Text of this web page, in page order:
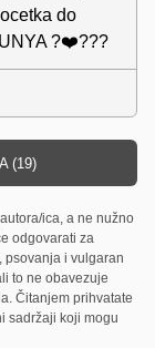
do
?❤️???
(19)
ica, a ne nužno
odgovarati za
psovanja i vulgaran
to ne obavezuje
Čitanjem prihvatate
sadržaji koji mogu